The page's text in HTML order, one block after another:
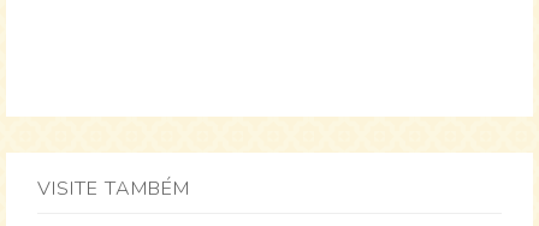
VISITE TAMBÉM